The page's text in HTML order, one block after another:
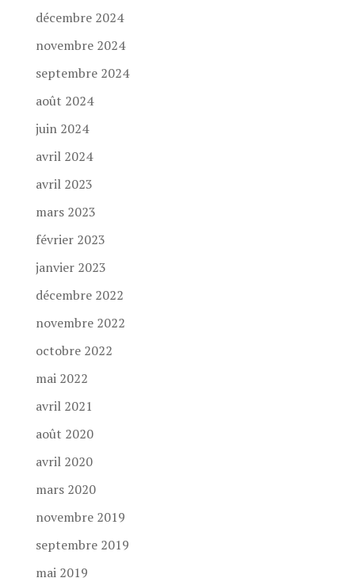
décembre 2024
novembre 2024
septembre 2024
août 2024
juin 2024
avril 2024
avril 2023
mars 2023
février 2023
janvier 2023
décembre 2022
novembre 2022
octobre 2022
mai 2022
avril 2021
août 2020
avril 2020
mars 2020
novembre 2019
septembre 2019
mai 2019